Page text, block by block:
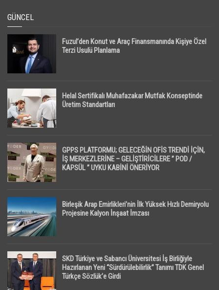
GÜNCEL
Fuzul’den Konut ve Araç Finansmanında Kişiye Özel
Terzi Usulü Planlama
Helal Sertifikalı Muhafazakar Mutfak Konseptinde
Üretim Standartları
GPPS PLATFORMU; GELECEĞİN OFİS TRENDİ İÇİN,
İŞ MERKEZLERİNE – GELİŞTİRİCİLERE ” POD /
KAPSÜL ” UYKU KABİNİ ÖNERİYOR
Birleşik Arap Emirlikleri’nin İlk Yüksek Hızlı Demiryolu
Projesine Kalyon İnşaat İmzası
SKD Türkiye ve Sabancı Üniversitesi İş Birliğiyle
Hazırlanan Yeni “Sürdürülebilirlik” Tanımı TDK Genel
Türkçe Sözlük’e Girdi